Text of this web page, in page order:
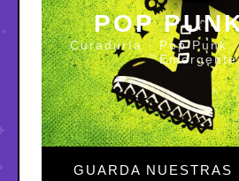
POP
Curaduría · Pop Punk ·
Emergente
GUARDA NUESTRAS